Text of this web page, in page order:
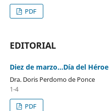
PDF
EDITORIAL
Diez de marzo…Día del Héroe
Dra. Doris Perdomo de Ponce
1-4
PDF